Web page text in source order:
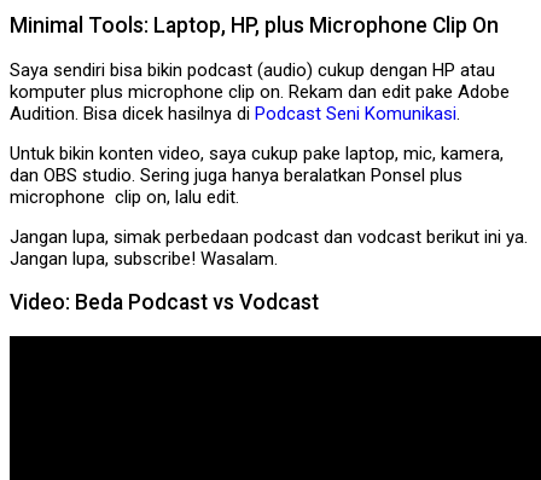
Minimal Tools: Laptop, HP, plus Microphone Clip On
Saya sendiri bisa bikin podcast (audio) cukup dengan HP atau
komputer plus microphone clip on. Rekam dan edit pake Adobe
Audition. Bisa dicek hasilnya di Podcast Seni Komunikasi.
Untuk bikin konten video, saya cukup pake laptop, mic, kamera,
dan OBS studio. Sering juga hanya beralatkan Ponsel plus
microphone clip on, lalu edit.
Jangan lupa, simak perbedaan podcast dan vodcast berikut ini ya.
Jangan lupa, subscribe! Wasalam.
Video: Beda Podcast vs Vodcast